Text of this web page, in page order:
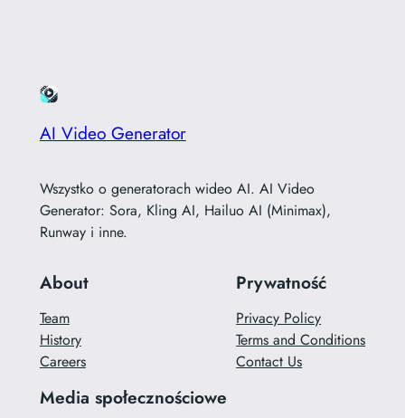
AI Video Generator
Wszystko o generatorach wideo AI. AI Video
Generator: Sora, Kling AI, Hailuo AI (Minimax),
Runway i inne.
About
Team
History
Careers
Prywatność
Privacy Policy
Terms and Conditions
Contact Us
Media społecznościowe